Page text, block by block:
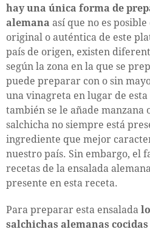
hay una única forma de
alemana así que no es
original o auténtica de este
país de origen, existen
según la zona en la que se
puede preparar con o sin
una vinagreta en lugar de esta
también se le añade manzana
salchicha no siempre está
ingrediente que mejor
nuestro país. Sin embargo, el
recetas de la ensalada
presente en esta receta.
Para preparar esta ensalada
salchichas alemanas cocidas